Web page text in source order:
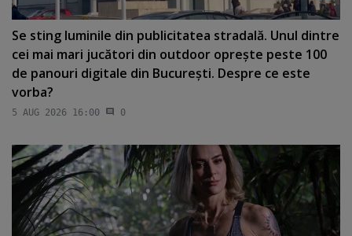
Se sting luminile din publicitatea stradală. Unul dintre
cei mai mari jucători din outdoor opreşte peste 100
de panouri digitale din Bucureşti. Despre ce este
vorba?
5 AUG 2026 16:00 0